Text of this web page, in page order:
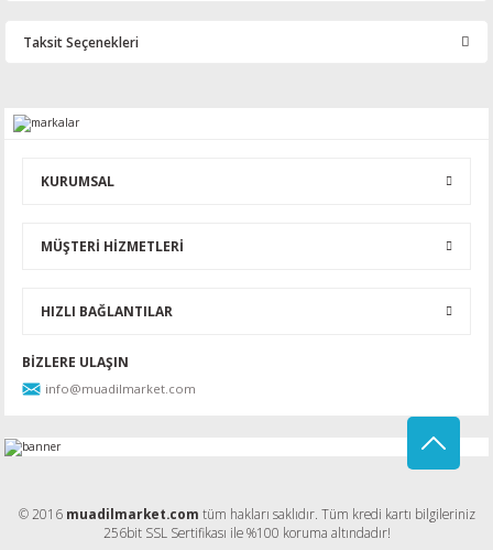
Taksit Seçenekleri
KURUMSAL
MÜŞTERİ HİZMETLERİ
HIZLI BAĞLANTILAR
BİZLERE ULAŞIN
info@muadilmarket.com
© 2016 muadilmarket.com tüm hakları saklıdır. Tüm kredi kartı bilgileriniz
256bit SSL Sertifikası ile %100 koruma altındadır!